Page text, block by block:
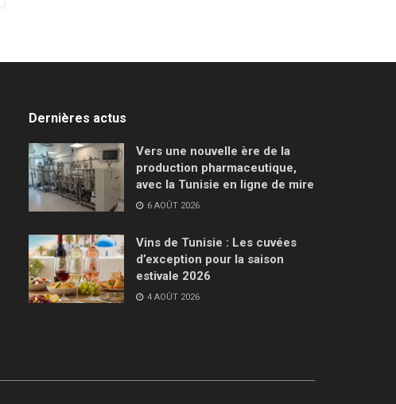
Dernières actus
Vers une nouvelle ère de la
production pharmaceutique,
avec la Tunisie en ligne de mire
6 AOÛT 2026
Vins de Tunisie : Les cuvées
d’exception pour la saison
estivale 2026
4 AOÛT 2026